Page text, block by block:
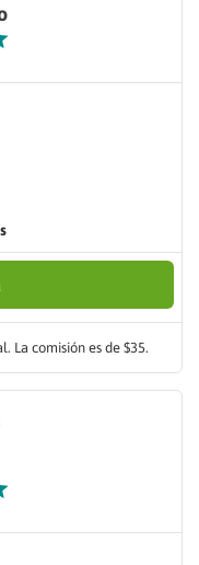
La comisión es de $35.